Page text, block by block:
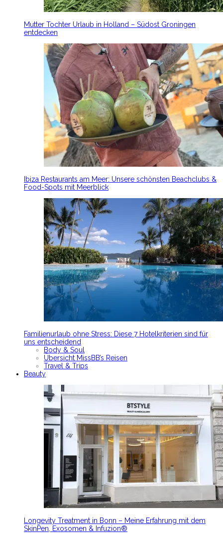
Mutter Tochter Urlaub in Holland – Südost Groningen
entdecken
Ibiza Restaurants am Meer: Unsere schönsten Beachclubs &
Food-Spots mit Meerblick
Familienurlaub ohne Stress: Diese 7 Hotelkriterien sind für
uns entscheidend
Body & Soul
Übersicht MissBB’s Reisen
Travel & Trips
Beauty
Longevity Treatment in Bonn – Meine Erfahrung mit dem
SkinPen, Exosomen & Infuzion®